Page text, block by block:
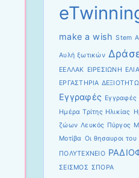
make a wish Stem
Αυλή ξωτικών
ΕΕΛΛΑΚ ΕΙΡΕΣΙΩΝΗ ΕΛΙΑ
ΕΡΓΑΣΤΗΡΙΑ
Εγγραφές
Ημέρα Τρίτης Ηλικίας
ζώων Λευκός Πύργος
Μοτίβα Οι θησαυροι
ΠΟΛΥΤΕΧΝΕΙΟ
ΣΕΙΣΜΟΣ ΣΠΟΡΑ